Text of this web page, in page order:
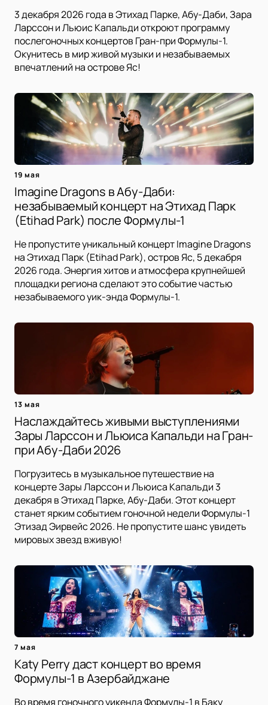
3 декабря 2026 года в Этихад Парке, Абу-Даби, Зара
Ларссон и Льюис Капальди откроют программу
послегоночных концертов Гран-при Формулы-1.
Окунитесь в мир живой музыки и незабываемых
впечатлений на острове Яс!
19 мая
Imagine Dragons в Абу-Даби:
незабываемый концерт на Этихад Парк
(Etihad Park) после Формулы-1
Не пропустите уникальный концерт Imagine Dragons
на Этихад Парк (Etihad Park), остров Яс, 5 декабря
2026 года. Энергия хитов и атмосфера крупнейшей
площадки региона сделают это событие частью
незабываемого уик-энда Формулы-1.
13 мая
Наслаждайтесь живыми выступлениями
Зары Ларссон и Льюиса Капальди на Гран-
при Абу-Даби 2026
Погрузитесь в музыкальное путешествие на
концерте Зары Ларссон и Льюиса Капальди 3
декабря в Этихад Парке, Абу-Даби. Этот концерт
станет ярким событием гоночной недели Формулы-1
Этизад Эирвейс 2026. Не пропустите шанс увидеть
мировых звезд вживую!
7 мая
Katy Perry даст концерт во время
Формулы-1 в Азербайджане
Во время гоночного уикенда Формулы-1 в Баку